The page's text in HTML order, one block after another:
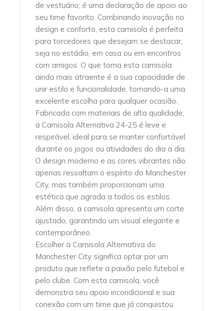
de vestuário; é uma declaração de apoio ao
seu time favorito. Combinando inovação no
design e conforto, esta camisola é perfeita
para torcedores que desejam se destacar,
seja no estádio, em casa ou em encontros
com amigos. O que torna esta camisola
ainda mais atraente é a sua capacidade de
unir estilo e funcionalidade, tornando-a uma
excelente escolha para qualquer ocasião.
Fabricada com materiais de alta qualidade,
a Camisola Alternativa 24-25 é leve e
respirável, ideal para se manter confortável
durante os jogos ou atividades do dia a dia.
O design moderno e as cores vibrantes não
apenas ressaltam o espírito do Manchester
City, mas também proporcionam uma
estética que agrada a todos os estilos.
Além disso, a camisola apresenta um corte
ajustado, garantindo um visual elegante e
contemporâneo.
Escolher a Camisola Alternativa do
Manchester City significa optar por um
produto que reflete a paixão pelo futebol e
pelo clube. Com esta camisola, você
demonstra seu apoio incondicional e sua
conexão com um time que já conquistou